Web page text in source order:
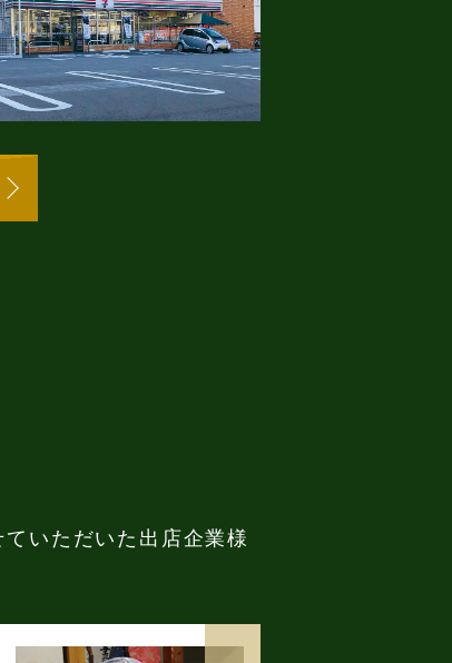
いただいた出店企業様